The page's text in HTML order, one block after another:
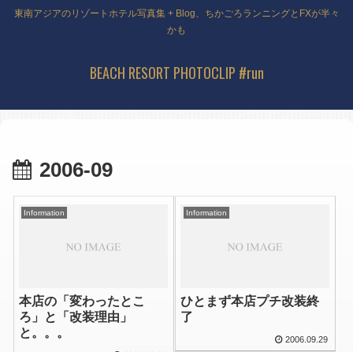
東南アジアのリゾートホテル写真集 + Blog、ちかごろランニングとFXが半々
かも
BEACH RESORT PHOTOCLIP #run
2006-09
Information
本店の「変わったとこ
ろ」と「改装理由」
と。。。
Information
ひとまず本店プチ改装終
了
2006.09.29